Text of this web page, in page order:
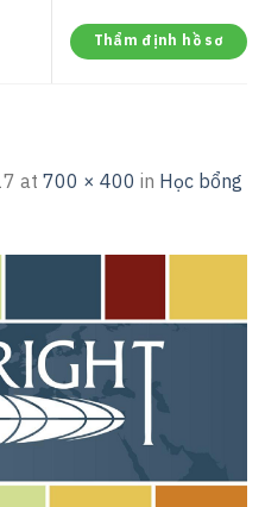
Thẩm định hồ sơ
at 700 × 400 in Học bổng